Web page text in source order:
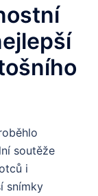
soutěže
i
snímky